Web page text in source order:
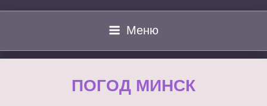
Меню
ПОГОД МИНСК